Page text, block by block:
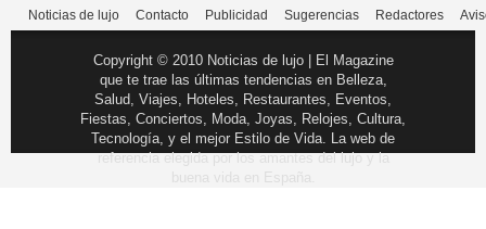
Noticias de lujo Contacto Publicidad Sugerencias Redactores
Copyright © 2010 Noticias de lujo | El Magazine
que te trae las últimas tendencias en Belleza,
Salud, Viajes, Hoteles, Restaurantes, Eventos,
Fiestas, Conciertos, Moda, Joyas, Relojes, Cultura,
Tecnología, y el mejor Estilo de Vida. La web de
referencia elegida por los amantes del lujo y la